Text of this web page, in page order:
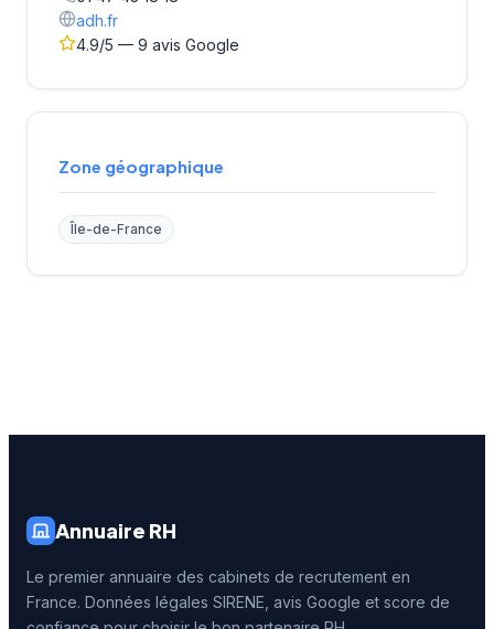
adh.fr
4.9/5 — 9 avis Google
Zone géographique
Île-de-France
Annuaire RH
Le premier annuaire des cabinets de recrutement en
France. Données légales SIRENE, avis Google et score de